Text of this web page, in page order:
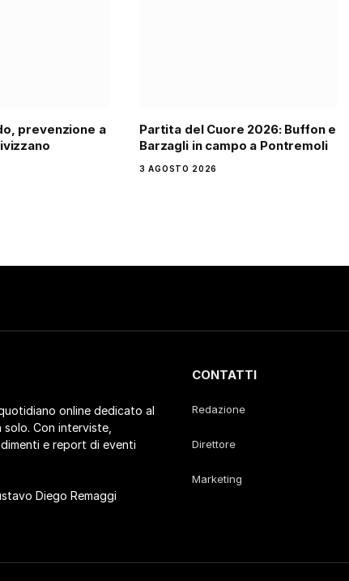
prevenzione a
Partita del Cuore 2026: Buffon e
Barzagli in campo a Pontremoli
3 AGOSTO 2026
online dedicato al
Con interviste,
e report di eventi
Diego Remaggi
CONTATTI
Redazione
Direttore
Marketing